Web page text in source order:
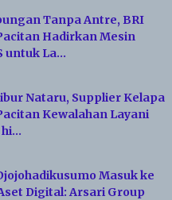
Tanpa Antre, BRI
Hadirkan Mesin
untuk La…
Nataru, Supplier Kelapa
Kewalahan Layani
hi…
Masuk ke
Digital: Arsari Group